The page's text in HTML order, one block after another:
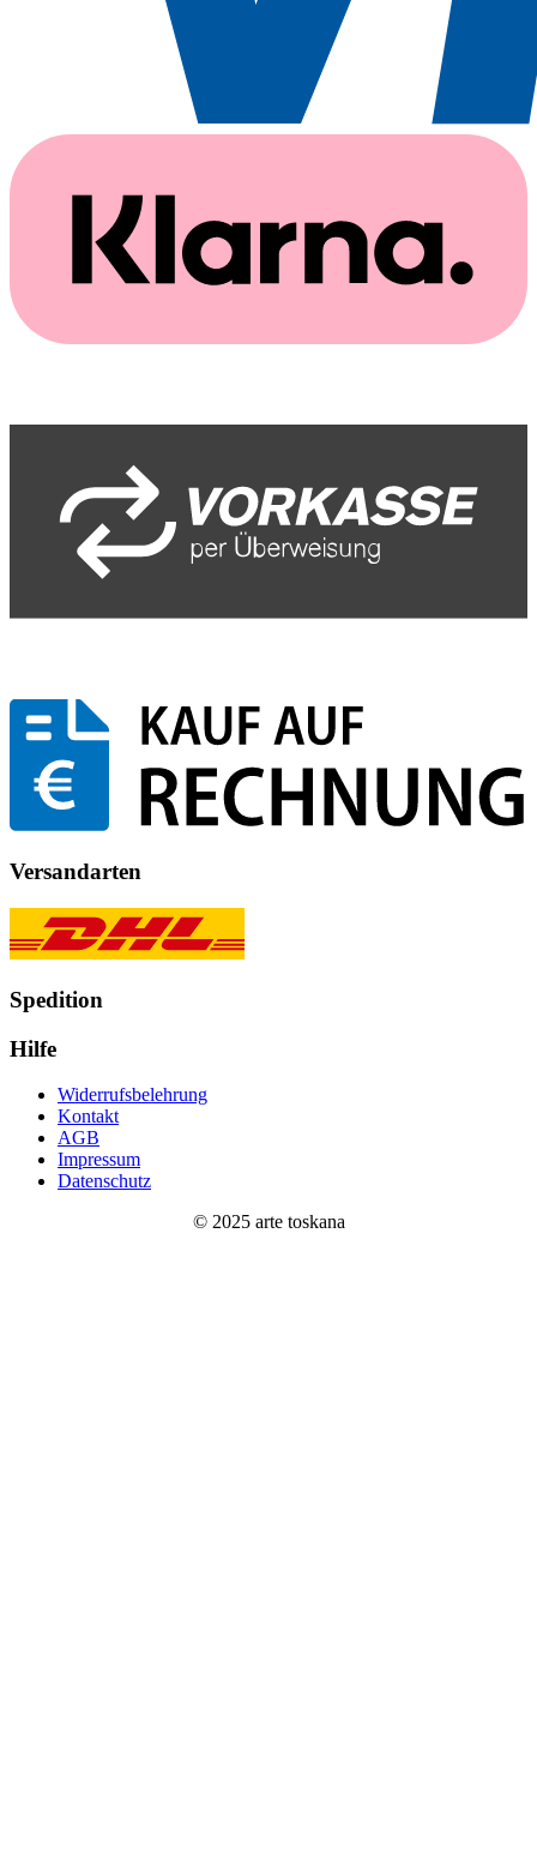
Versandarten
Spedition
Hilfe
Widerrufsbelehrung
Kontakt
AGB
Impressum
Datenschutz
© 2025 arte toskana